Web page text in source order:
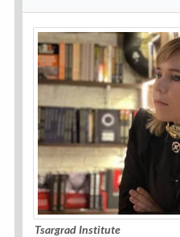
Tsargrad Institute